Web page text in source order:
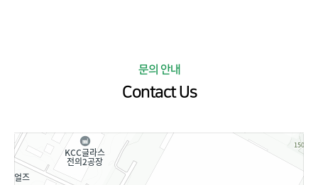
문의 안내
Contact Us